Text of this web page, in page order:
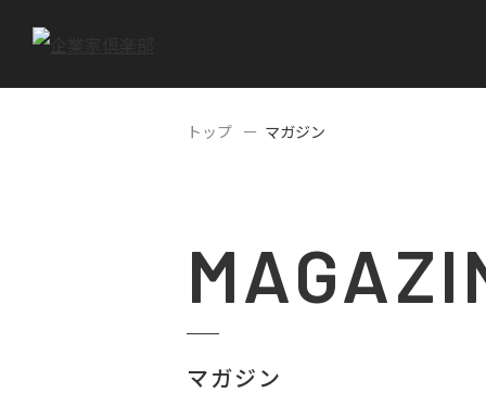
トップ マガジン
マガジン